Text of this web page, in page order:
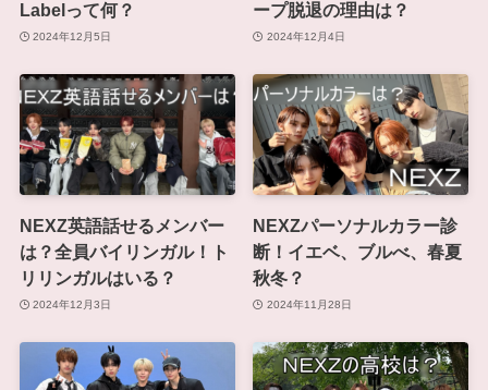
Labelって何？
2024年12月5日
ープ脱退の理由は？
2024年12月4日
NEXZ英語話せるメンバー
は？全員バイリンガル！ト
リリンガルはいる？
2024年12月3日
NEXZパーソナルカラー診
断！イエベ、ブルべ、春夏
秋冬？
2024年11月28日